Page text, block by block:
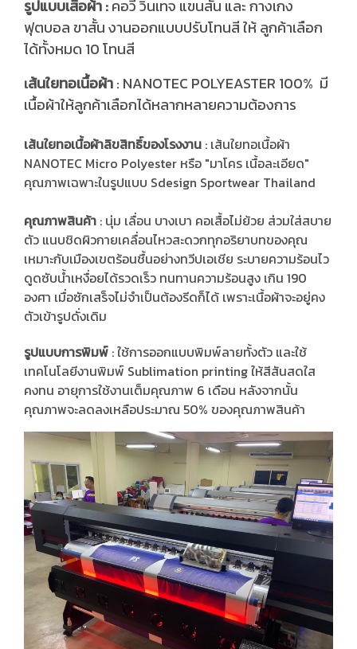
รูปแบบเสื้อผ้า :คอวี วินเทจ แขนสั้น และ กางเกง
ฟุตบอล ขาสั้น งานออกแบบปรับโทนสี ให้ ลูกค้าเลือก
ได้ทั้งหมด 10 โทนสี
เส้นใยทอเนื้อผ้า: NANOTEC POLYEASTER 100% มี
เนื้อผ้าให้ลูกค้าเลือกได้หลากหลายความต้องการ
เส้นใยทอเนื้อผ้าลิขสิทธิ์ของโรงงาน : เส้นใยทอเนื้อผ้า
NANOTEC Micro Polyester หรือ "มาโคร เนื้อละเอียด"
คุณภาพเฉพาะในรูปแบบ Sdesign Sportwear Thailand
คุณภาพสินค้า : นุ่ม เลื่อน บางเบา คอเสื้อไม่ย้วย ส่วมใส่สบาย
ตัว แนบชิดผิวกายเคลื่อนไหวสะดวกทุกอริยาบทของคุณ
เหมาะกับเมืองเขตร้อนชื้นอย่างทวีปเอเชีย ระบายความร้อนไว
ดูดซับน้ำเหงื่อยได้รวดเร็ว ทนทานความร้อนสูง เกิน 190
องศา เมื่อซักเสร็จไม่จำเป็นต้องรีดก็ได้ เพราะเนื้อผ้าจะอยู่คง
ตัวเข้ารูปดั่งเดิม
รูปแบบการพิมพ์ : ใช้การออกแบบพิมพ์ลายทั้งตัว และใช้
เทคโนโลยีงานพิมพ์ Sublimation printing ให้สีสันสดใส
คงทน อายุการใช้งานเต็มคุณภาพ 6 เดือน หลังจากนั้น
คุณภาพจะลดลงเหลือประมาณ 50% ของคุณภาพสินค้า